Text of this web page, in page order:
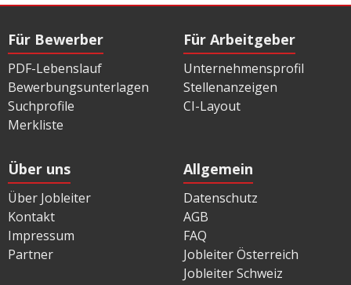
Für Bewerber
PDF-Lebenslauf
Bewerbungsunterlagen
Suchprofile
Merkliste
Für Arbeitgeber
Unternehmensprofil
Stellenanzeigen
CI-Layout
Über uns
Über Jobleiter
Kontakt
Impressum
Partner
Allgemein
Datenschutz
AGB
FAQ
Jobleiter Österreich
Jobleiter Schweiz